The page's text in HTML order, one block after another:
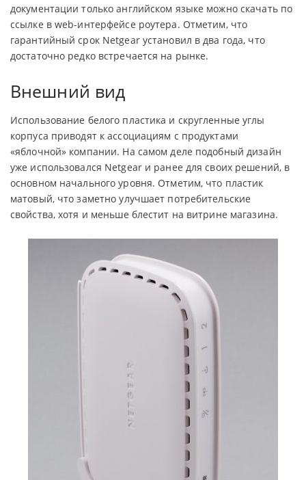
документации только английском языке можно скачать по
ссылке в web-интерфейсе роутера. Отметим, что
гарантийный срок Netgear установил в два года, что
достаточно редко встречается на рынке.
Внешний вид
Использование белого пластика и скругленные углы
корпуса приводят к ассоциациям с продуктами
«яблочной» компании. На самом деле подобный дизайн
уже использовался Netgear и ранее для своих решений, в
основном начального уровня. Отметим, что пластик
матовый, что заметно улучшает потребительские
свойства, хотя и меньше блестит на витрине магазина.